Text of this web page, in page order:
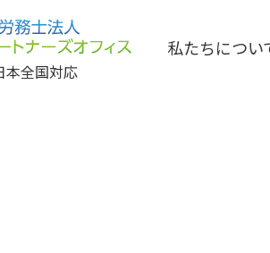
本全国対応
私たちについ